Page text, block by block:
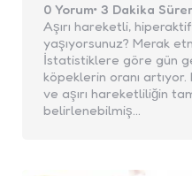
0 Yorum 3 Dakika Sürer
Aşırı hareketli,
yaşıyorsunuz? Merak
İstatistiklere göre gün
köpeklerin oranı
ve aşırı hareketliliğin
belirlenebilmiş…